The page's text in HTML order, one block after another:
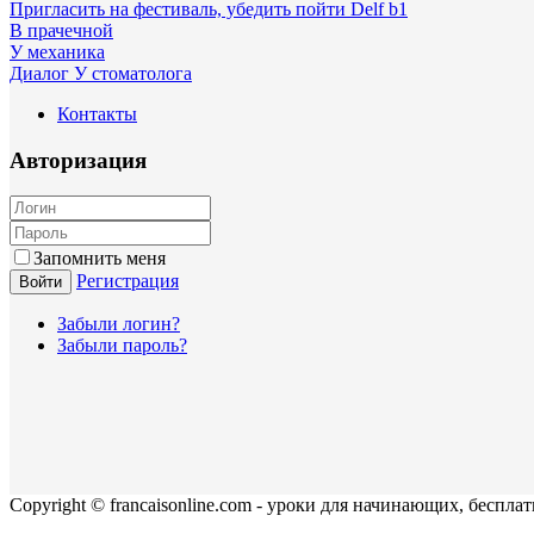
Пригласить на фестиваль, убедить пойти Delf b1
В прачечной
У механика
Диалог У стоматолога
Контакты
Авторизация
Запомнить меня
Войти Регистрация
Забыли логин?
Забыли пароль?
Copyright © francaisonline.com - уроки для начинающих,